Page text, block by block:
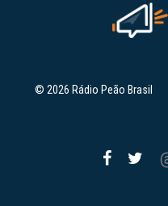
© 2026 Rádio Peão Brasil